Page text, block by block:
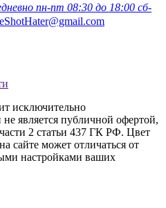
пн-пт 08:30 до 18:00 сб-
исключительно
является публичной офертой,
2 статьи 437 ГК РФ. Цвет
сайте может отличаться от
настройками ваших